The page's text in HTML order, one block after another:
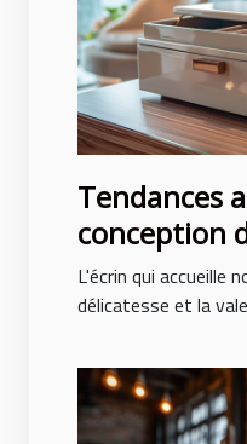
Tendances
conception
bijoux pour
femmes
L'écrin qui accueille
délicatesse et la